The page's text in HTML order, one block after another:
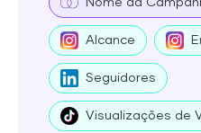
Nome da
Alcance
Seguidores
Visualizações de